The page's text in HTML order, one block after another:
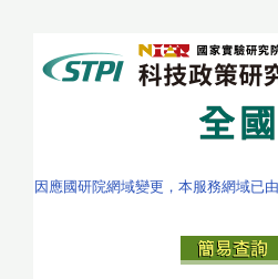
因應國研院網域變更，本服務網域已